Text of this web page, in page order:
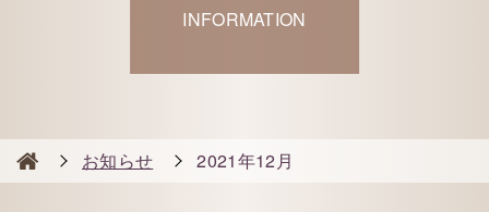
INFORMATION
お知らせ 2021年12月